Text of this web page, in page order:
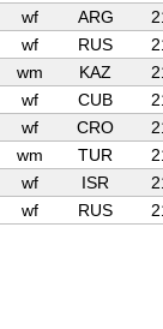
wf ARG
wf RUS
wm KAZ
wf CUB
wf CRO
wm TUR
wf ISR
wf RUS